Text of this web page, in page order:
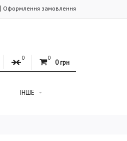
Оформлення замовлення
0 0
0 грн
ІНШЕ